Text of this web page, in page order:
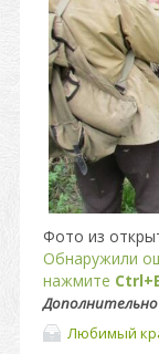
Фото из
Обнаружили
нажмите
Любимый